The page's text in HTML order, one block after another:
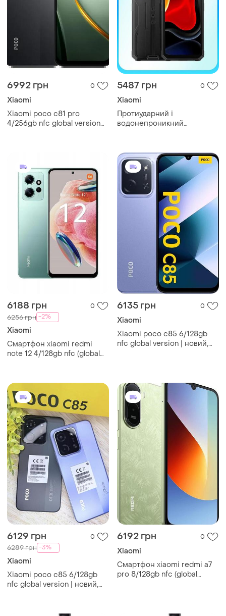
6992 грн 0
Xiaomi
Xiaomi poco c81 pro
4/256gb nfc global version
5487 грн 0
Xiaomi
Протиударний і
водонепроникний
гарантія рік
6188 грн 0
6256 грн -2%
Xiaomi
Смартфон xiaomi redmi
note 12 4/128gb nfc (global
6135 грн 0
Xiaomi
Xiaomi poco c85 6/128gb
nfc global version | новий,
6129 грн 0
6289 грн -3%
Xiaomi
Xiaomi poco c85 6/128gb
nfc global version | новий,
6192 грн 0
Xiaomi
Смартфон xiaomi redmi a7
pro 8/128gb nfc (global